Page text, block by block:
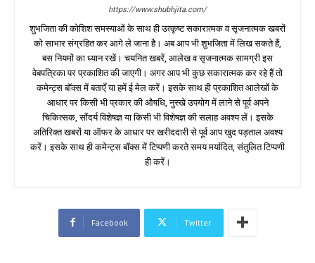
https://www.shubhjita.com/
शुभजिता की कोशिश समस्याओं के साथ ही उत्कृष्ट सकारात्मक व सृजनात्मक खबरों
को साभार संग्रहित कर आगे ले जाना है। अब आप भी शुभजिता में लिख सकते हैं,
बस नियमों का ध्यान रखें। चयनित खबरें, आलेख व सृजनात्मक सामग्री इस
वेबपत्रिका पर प्रकाशित की जाएगी। अगर आप भी कुछ सकारात्मक कर रहे हैं तो
कमेन्ट्स बॉक्स में बताएँ या हमें ई मेल करें। इसके साथ ही प्रकाशित आलेखों के
आधार पर किसी भी प्रकार की औषधि, नुस्खे उपयोग में लाने से पूर्व अपने
चिकित्सक, सौंदर्य विशेषज्ञ या किसी भी विशेषज्ञ की सलाह अवश्य लें। इसके
अतिरिक्त खबरों या ऑफर के आधार पर खरीददारी से पूर्व आप खुद पड़ताल अवश्य
करें। इसके साथ ही कमेन्ट्स बॉक्स में टिप्पणी करते समय मर्यादित, संतुलित टिप्पणी
ही करें।
Facebook Twitter